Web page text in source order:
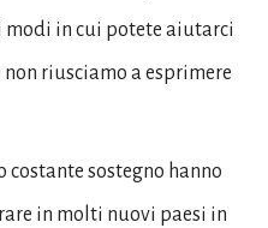
in cui potete aiutarci
riusciamo a esprimere
costante sostegno hanno
in molti nuovi paesi in